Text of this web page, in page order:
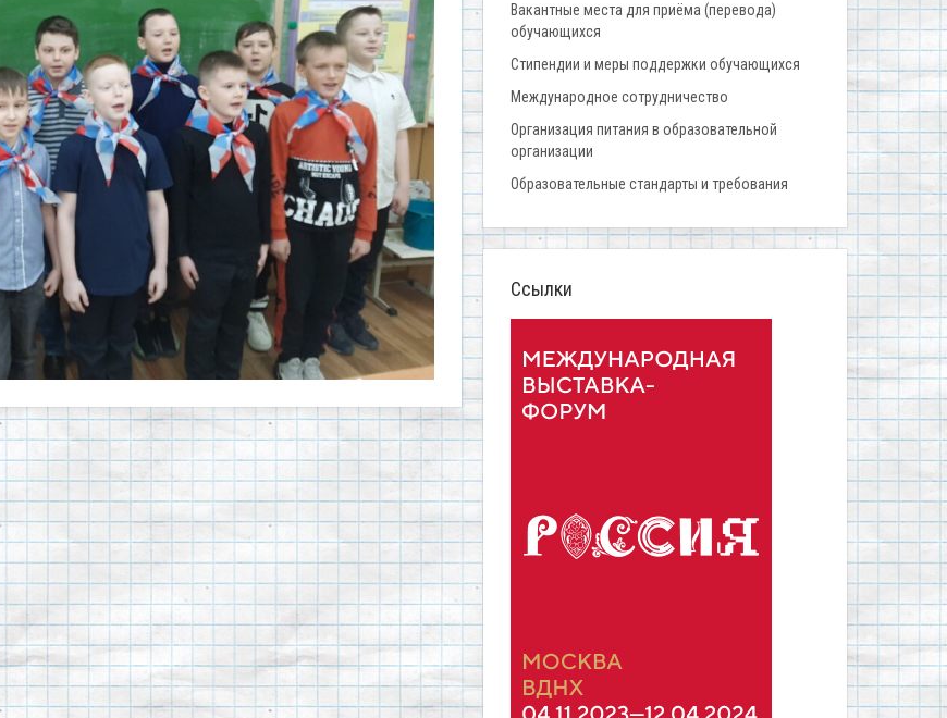
Вакантные места для приёма (перевода)
обучающихся
Стипендии и меры поддержки обучающихся
Международное сотрудничество
Организация питания в образовательной
организации
Образовательные стандарты и требования
Ссылки